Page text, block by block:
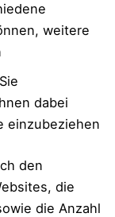
weitere
dabei
einzubeziehen
den
die
die Anzahl